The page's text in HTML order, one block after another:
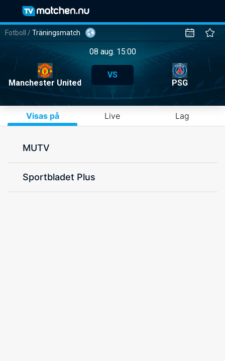
Fotboll /Träningsmatch
08 aug. 15:00
Manchester United
VS
PSG
Visas på Live Lag
MUTV
Sportbladet Plus